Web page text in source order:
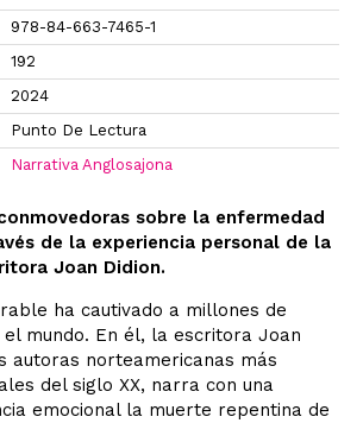
978-84-663-7465-1
192
2024
Punto De Lectura
Narrativa Anglosajona
sobre la enfermedad
de la experiencia personal de la
Joan Didion.
ha cautivado a millones de
mundo. En él, la escritora Joan
autoras norteamericanas más
del siglo XX, narra con una
emocional la muerte repentina de